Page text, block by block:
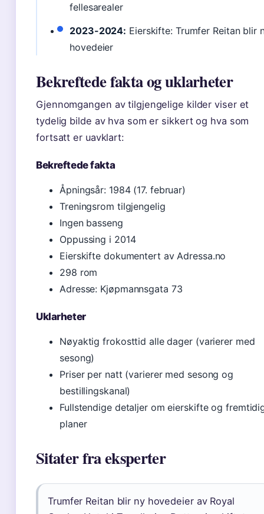
fellesarealer
2023-2024: Eierskifte: Trumfer Reitan blir
hovedeier
Bekreftede fakta og uklarheter
Gjennomgangen av tilgjengelige kilder viser et
tydelig bilde av hva som er sikkert og hva som
fortsatt er uavklart:
Bekreftede fakta
Åpningsår: 1984 (17. februar)
Treningsrom tilgjengelig
Ingen basseng
Oppussing i 2014
Eierskifte dokumentert av Adressa.no
298 rom
Adresse: Kjøpmannsgata 73
Uklarheter
Nøyaktig frokosttid alle dager (varierer med
sesong)
Priser per natt (varierer med sesong og
bestillingskanal)
Fullstendige detaljer om eierskifte og
planer
Sitater fra eksperter
Trumfer Reitan blir ny hovedeier av Royal